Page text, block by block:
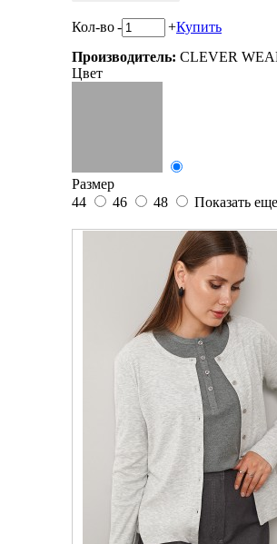
Кол-во- +Купить
Производитель: CLEVER
Цвет
Размер
44
46 48 Показать еще